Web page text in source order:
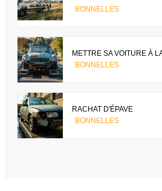
BONNELLES
METTRE SA VOITURE À
BONNELLES
RACHAT D'ÉPAVE
BONNELLES